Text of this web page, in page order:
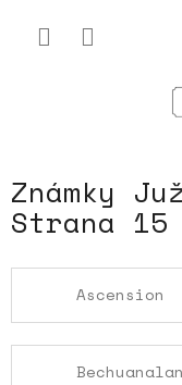
obsah
Známky
Strana 15
Ascension